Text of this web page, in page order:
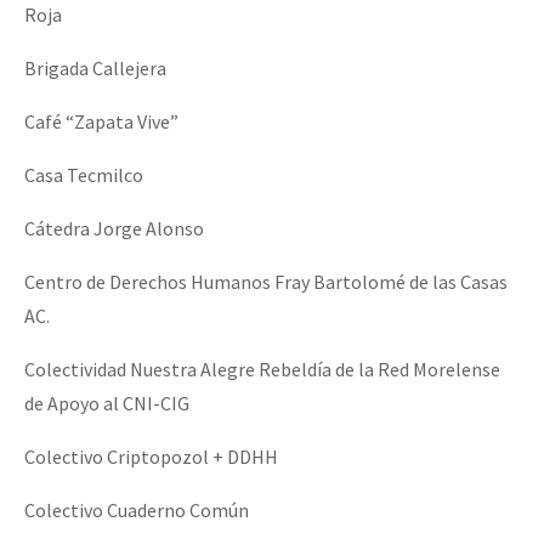
Roja
Brigada Callejera
Café “Zapata Vive”
Casa Tecmilco
Cátedra Jorge Alonso
Centro de Derechos Humanos Fray Bartolomé de las Casas
AC.
Colectividad Nuestra Alegre Rebeldía de la Red Morelense
de Apoyo al CNI-CIG
Colectivo Criptopozol + DDHH
Colectivo Cuaderno Común